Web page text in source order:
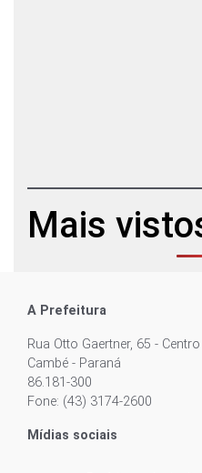
Mais
A Prefeitura
Rua Otto Gaertner, 65 - Centro
Cambé - Paraná
86.181-300
Fone: (43) 3174-2600
Mídias sociais